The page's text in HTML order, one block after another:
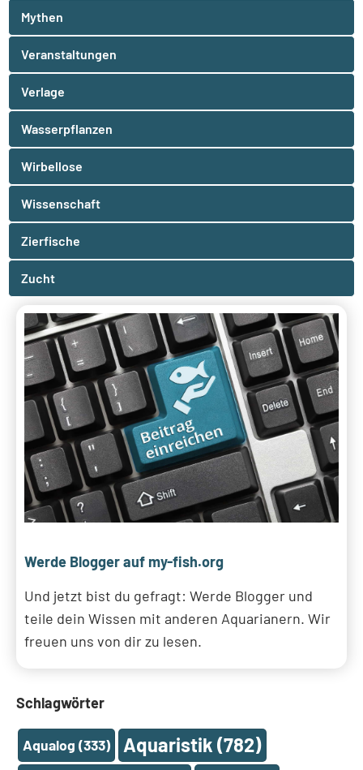
Mythen
Veranstaltungen
Verlage
Wasserpflanzen
Wirbellose
Wissenschaft
Zierfische
Zucht
Werde Blogger auf my-fish.org
Und jetzt bist du gefragt: Werde Blogger und
teile dein Wissen mit anderen Aquarianern. Wir
freuen uns von dir zu lesen.
Schlagwörter
Aqualog (333) Aquaristik (782)